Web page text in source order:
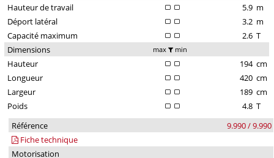
Hauteur de travail 5.9 m
Déport latéral
3.2 m
Capacité maximum
2.6 T
Dimensions
max min
Hauteur 194 cm
Longueur
420 cm
Largeur
189 cm
Poids
4.8 T
Référence
9.990 / 9.990
Fiche technique
Motorisation